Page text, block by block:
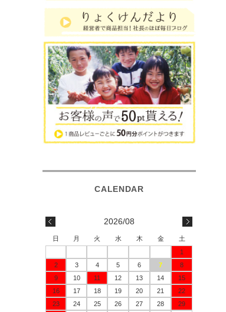
2026/08
日 月 火 水 木 金
土
1
2
3 4 5 6 7
8
9
10 11 12 13 14
15
16
17 18 19 20 21
22
23
24 25 26 27 28
29